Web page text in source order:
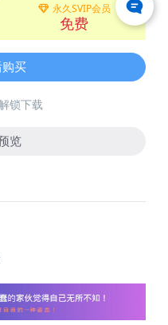
永久SVIP会员
免费
购买
锁下载
览